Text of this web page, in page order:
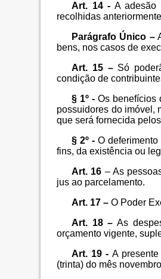
Art. 14 - A adesão
recolhidas
Parágrafo Único –
bens, nos casos de
Art. 15 –Só
condição de
§ 1º - Os benefícios
possuidores do imóvel,
que será fornecida
§ 2º - O
fins, da existência ou
Art. 16 – As
jus ao parcelamento.
Art. 17 – O Poder
Art. 18 – As
orçamento vigente,
Art. 19 - A
(trinta) do mês